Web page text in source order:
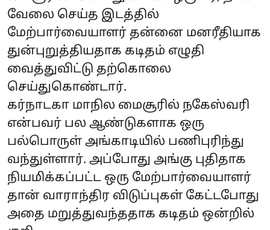
வேலை செய்த இடத்தில்
மேற்பார்வையாளர் தன்னை மனரீதியாக
துன்புறுத்தியதாக கடிதம் எழுதி
வைத்துவிட்டு தற்கொலை
செய்துகொண்டார்.
கர்நாடகா மாநில மைசூரில் நகேஸ்வரி
என்பவர் பல ஆண்டுகளாக ஒரு
பல்பொருள் அங்காடியில் பணிபுரிந்து
வந்துள்ளார். அப்போது அங்கு புதிதாக
நியமிக்கப்பட்ட ஒரு மேற்பார்வையாளர்
தான் வாராந்திர விடுப்புகள் கேட்டபோது
அதை மறுத்துவந்ததாக கடிதம் ஒன்றில்